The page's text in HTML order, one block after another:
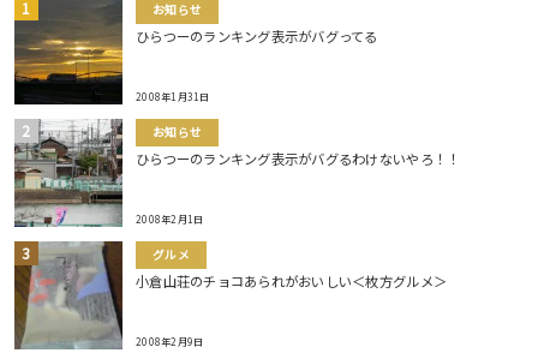
お知らせ
ひらつーのランキング表示がバグってる
2008年1月31日
お知らせ
ひらつーのランキング表示がバグるわけないやろ！！
2008年2月1日
グルメ
小倉山荘のチョコあられがおいしい＜枚方グルメ＞
2008年2月9日